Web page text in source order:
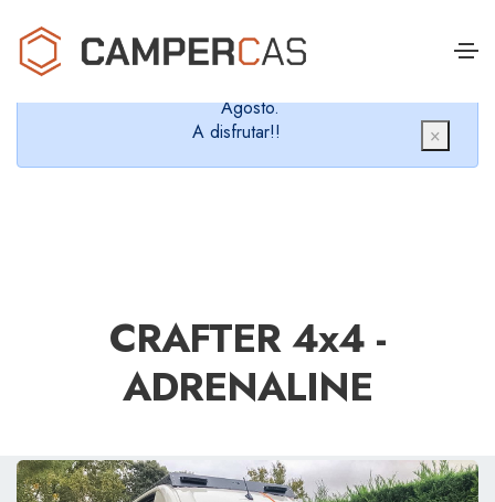
Cerramos en verano, que nos queremos dar un
chapuzón y refrescarnos.
Agosto.
A disfrutar!!
×
CRAFTER 4x4 -
ADRENALINE